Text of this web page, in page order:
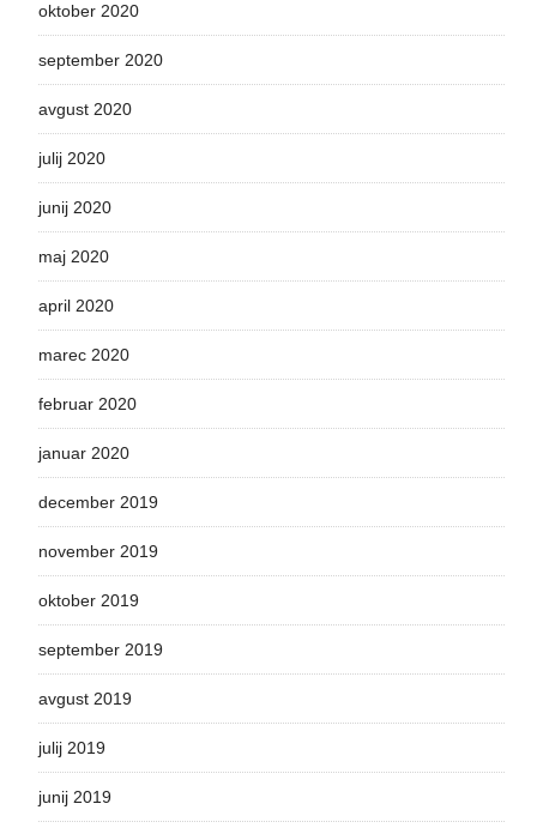
oktober 2020
september 2020
avgust 2020
julij 2020
junij 2020
maj 2020
april 2020
marec 2020
februar 2020
januar 2020
december 2019
november 2019
oktober 2019
september 2019
avgust 2019
julij 2019
junij 2019